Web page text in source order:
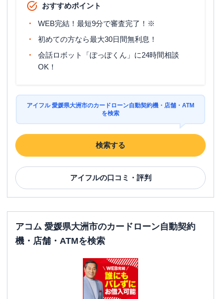
おすすめポイント
WEB完結！最短9分で審査完了！※
初めての方なら最大30日間無利息！
会話ロボット「ぽっぽくん」に24時間相談
OK！
アイフル 愛媛県大洲市のカードローン自動契約機・店舗・ATM
を検索
検索する
アイフルの口コミ・評判
アコム 愛媛県大洲市のカードローン自動契約
機・店舗・ATMを検索